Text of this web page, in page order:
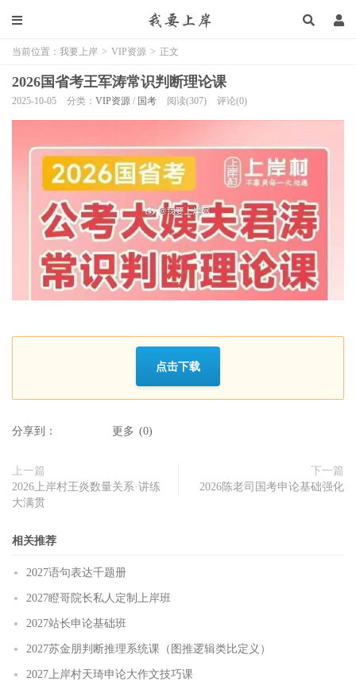
当前位置： 我要上岸 > VIP资源 > 正文
2026国省考王军涛常识判断理论课
2025-10-05 分类： VIP资源 / 国考 阅读(307) 评论(0)
点击下载
分享到： 更多 (0)
上一篇
2026上岸村王炎数量关系·讲练
大满贯
下一篇
2026陈老司国考申论基础强化
相关推荐
2027语句表达千题册
2027瞪哥院长私人定制上岸班
2027站长申论基础班
2027苏金朋判断推理系统课（图推逻辑类比定义）
2027上岸村天琦申论大作文技巧课